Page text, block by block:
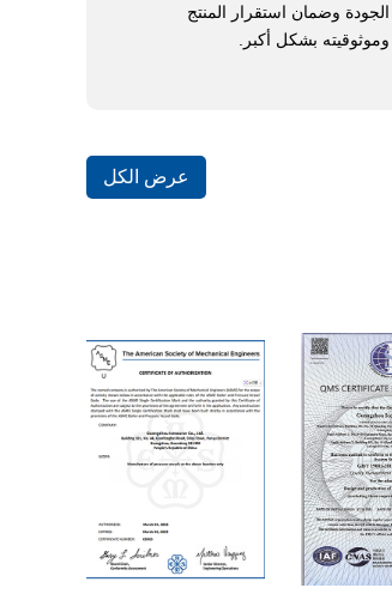
الجودة وضمان استقرار المنتج
وموثوقيته بشكل أكبر.
عرض الكل